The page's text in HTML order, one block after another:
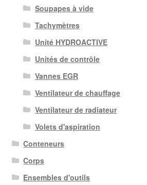
Soupapes à vide
Tachymètres
Unité HYDROACTIVE
Unités de contrôle
Vannes EGR
Ventilateur de chauffage
Ventilateur de radiateur
Volets d'aspiration
Conteneurs
Corps
Ensembles d'outils